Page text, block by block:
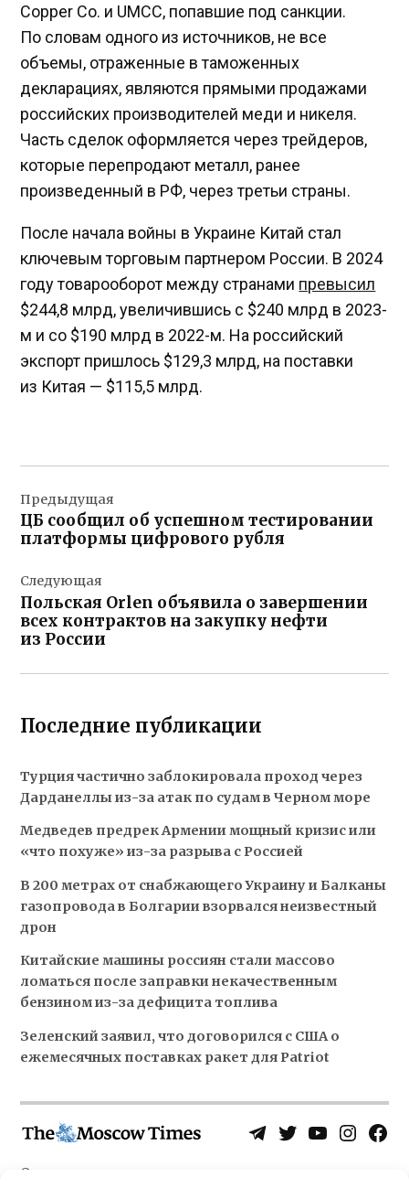
Copper Co. и UMCC, попавшие под санкции.
По словам одного из источников, не все
объемы, отраженные в таможенных
декларациях, являются прямыми продажами
российских производителей меди и никеля.
Часть сделок оформляется через трейдеров,
которые перепродают металл, ранее
произведенный в РФ, через третьи страны.
После начала войны в Украине Китай стал
ключевым торговым партнером России. В 2024
году товарооборот между странами превысил
$244,8 млрд, увеличившись с $240 млрд в 2023-
м и со $190 млрд в 2022-м. На российский
экспорт пришлось $129,3 млрд, на поставки
из Китая — $115,5 млрд.
по
записям
Предыдущая
ЦБ сообщил об успешном тестировании
платформы цифрового рубля
Следующая
Польская Orlen объявила о завершении
всех контрактов на закупку нефти
из России
Последние публикации
Турция частично заблокировала проход через
Дарданеллы из-за атак по судам в Черном море
Медведев предрек Армении мощный кризис или
«что похуже» из-за разрыва с Россией
В 200 метрах от снабжающего Украину и Балканы
газопровода в Болгарии взорвался неизвестный
дрон
Китайские машины россиян стали массово
ломаться после заправки некачественным
бензином из-за дефицита топлива
Зеленский заявил, что договорился с США о
ежемесячных поставках ракет для Patriot
Telegram
TwitterYouTubeInstagram
О нас